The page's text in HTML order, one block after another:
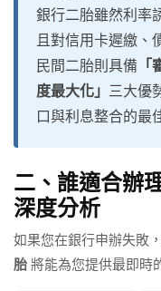
銀行二胎雖然利率
且對信用卡遲繳、
民間二胎則具備 「
度最大化」 三大優
口與利息整合的最
二、誰適合辦
深度分析
如果您在銀行申辦失敗
胎 將能為您提供最即時